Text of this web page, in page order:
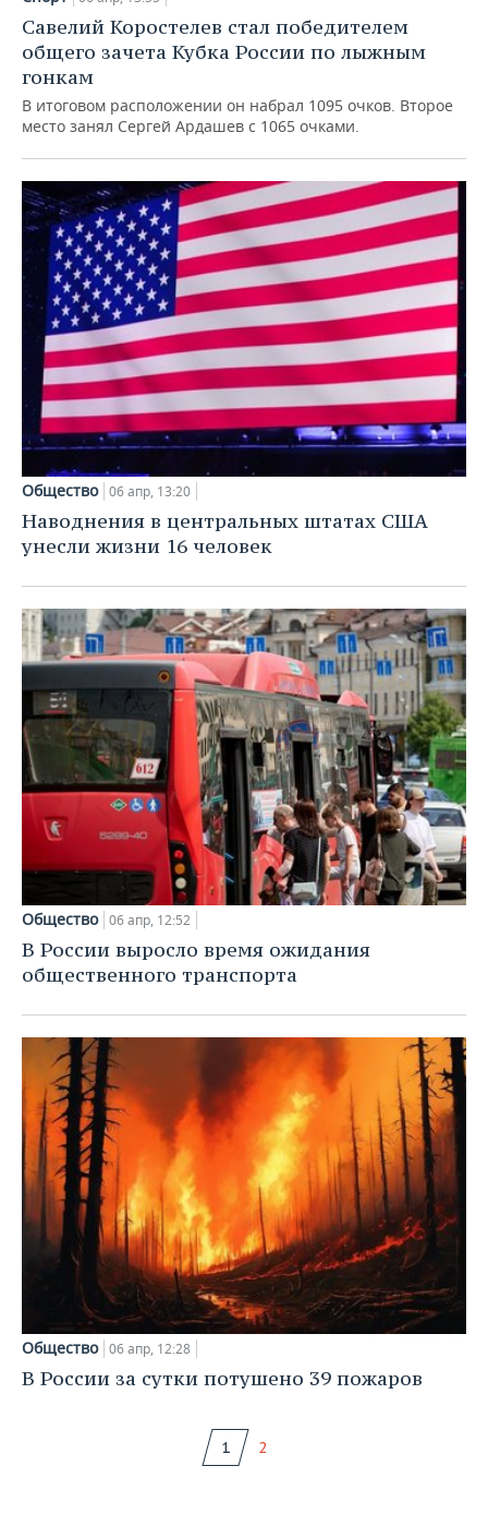
Савелий Коростелев стал победителем
общего зачета Кубка России по лыжным
гонкам
В итоговом расположении он набрал 1095 очков. Второе
место занял Сергей Ардашев с 1065 очками.
Общество 06 апр, 13:20
Наводнения в центральных штатах США
унесли жизни 16 человек
Общество 06 апр, 12:52
В России выросло время ожидания
общественного транспорта
Общество 06 апр, 12:28
В России за сутки потушено 39 пожаров
1 2